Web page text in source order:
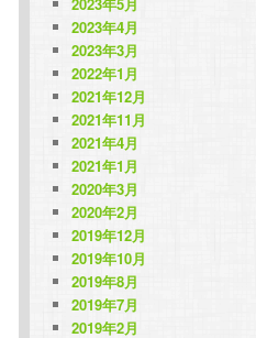
2023年4月
2023年3月
2022年1月
2021年12月
2021年11月
2021年4月
2021年1月
2020年3月
2020年2月
2019年12月
2019年10月
2019年8月
2019年7月
2019年2月